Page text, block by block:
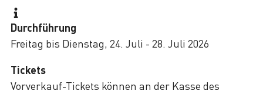
Durchführung
Freitag bis Dienstag, 24. Juli - 28. Juli 2026
Tickets
Vorverkauf-Tickets können an der Kasse des